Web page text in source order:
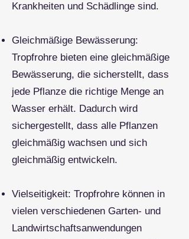
Krankheiten und Schädlinge sind.
Gleichmäßige Bewässerung:
Tropfrohre bieten eine gleichmäßige
Bewässerung, die sicherstellt, dass
jede Pflanze die richtige Menge an
Wasser erhält. Dadurch wird
sichergestellt, dass alle Pflanzen
gleichmäßig wachsen und sich
gleichmäßig entwickeln.
Vielseitigkeit: Tropfrohre können in
vielen verschiedenen Garten- und
Landwirtschaftsanwendungen